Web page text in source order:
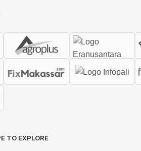
TO EXPLORE